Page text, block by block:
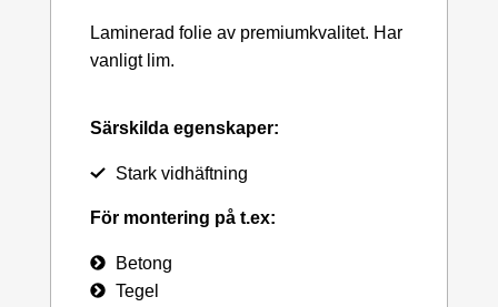
Laminerad folie av premiumkvalitet. Har
vanligt lim.
Särskilda egenskaper:
Stark vidhäftning
För montering på t.ex:
Betong
Tegel